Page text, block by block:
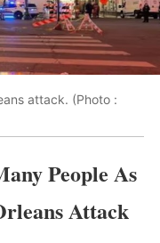
attack. (Photo :
People As
Attack